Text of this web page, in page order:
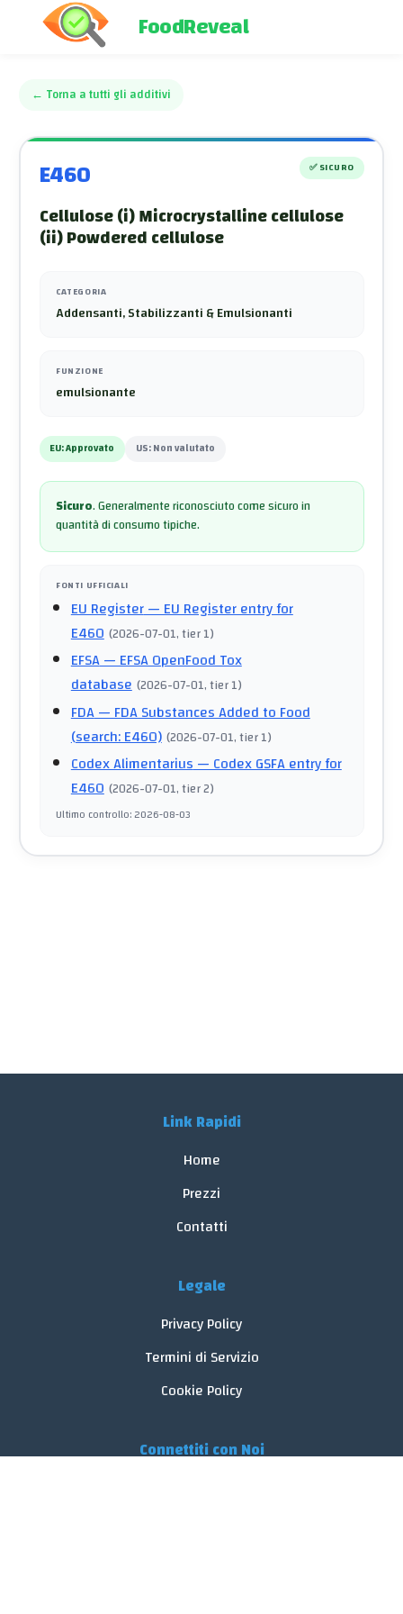
FoodReveal
← Torna a tutti gli additivi
E460 ✅SICURO
Cellulose (i) Microcrystalline cellulose
(ii) Powdered cellulose
CATEGORIA
Addensanti, Stabilizzanti & Emulsionanti
FUNZIONE
emulsionante
EU:Approvato US:Non valutato
Sicuro.Generalmente riconosciuto come sicuro in
quantità di consumo tipiche.
FONTI UFFICIALI
EU Register— EU Register entry for
E460 (2026-07-01, tier 1)
EFSA— EFSA OpenFood Tox
database (2026-07-01, tier 1)
FDA— FDA Substances Added to Food
(search: E460) (2026-07-01, tier 1)
Codex Alimentarius— Codex GSFA entry for
E460 (2026-07-01, tier 2)
Ultimo controllo:2026-08-03
Link Rapidi
Home
Prezzi
Contatti
Legale
Privacy Policy
Termini di Servizio
Cookie Policy
Connettiti con Noi